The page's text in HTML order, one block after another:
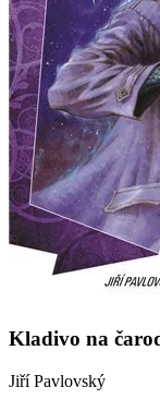
Kladivo na
Jiří Pavlovský